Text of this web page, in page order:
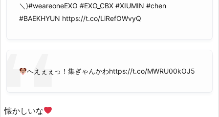
＼)#weareoneEXO #EXO_CBX #XIUMIN #chen
#BAEKHYUN https://t.co/LiRefOWvyQ
へえぇぇっ！集ぎゃんかわhttps://t.co/MWRU00kOJ5
懐かしいな